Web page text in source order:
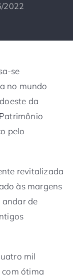
2022
se
no mundo
da
pelo
revitalizada
às margens
andar de
mil
com ótima